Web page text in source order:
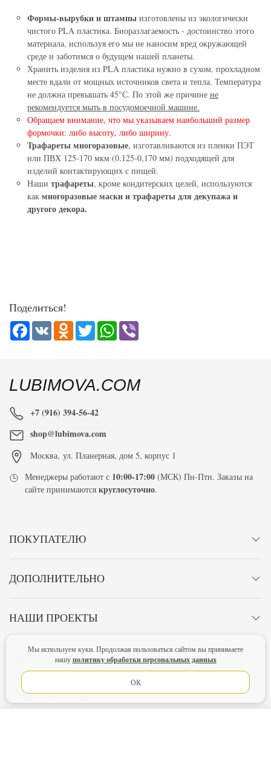
Формы-вырубки и штампы изготовлены из экологически
чистого PLA пластика. Биоразлагаемость - достоинство этого
материала, используя его мы не наносим вред окружающей
среде и заботимся о будущем нашей планеты.
Хранить изделия из PLA пластика нужно в сухом, прохладном
месте вдали от мощных источников света и тепла. Температура
не должна превышать 45°С. По этой же причине не
рекомендуется мыть в посудомоечной машине.
Обращаем внимание, что мы указываем наибольший размер
формочки: либо высоту, либо ширину.
Трафареты многоразовые, изготавливаются из пленки ПЭТ
или ПВХ 125-170 мкм (0.125-0,170 мм) подходящей для
изделий контактирующих с пищей.
Наши трафареты, кроме кондитерских целей, используются
как многоразовые маски и трафареты для декупажа и
другого декора.
Поделиться!
Facebook
VK Odnoklassniki
TwitterWhatsApp
LUBIMOVA.COM
+7 (916) 394-56-42
shop@lubimova.com
Москва, ул. Планерная, дом 5, корпус 1
Менеджеры работают с 10:00-17:00 (МСК) Пн-Птн. Заказы на
сайте принимаютсякруглосуточно.
ПОКУПАТЕЛЮ
ДОПОЛНИТЕЛЬНО
НАШИ ПРОЕКТЫ
МЫ В СЕТИ
СПОСОБЫ ОПЛАТЫ
Мы используем куки. Продолжая пользоваться сайтом вы принимаете
нашуполитику обработки персональных данных
ОК